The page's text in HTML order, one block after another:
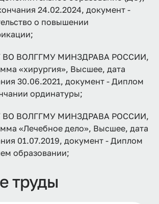
24.02.2024, документ -
о повышении
ВО ВОЛГГМУ МИНЗДРАВА РОССИИ,
«хирургия», Высшее, дата
30.06.2021, документ - Диплом
ординатуры;
ВО ВОЛГГМУ МИНЗДРАВА РОССИИ,
«Лечебное дело», Высшее, дата
01.07.2019, документ - Диплом
образовании;
труды